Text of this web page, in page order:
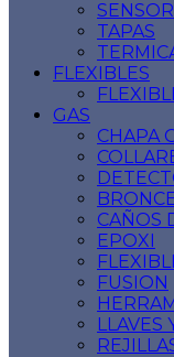
TAPAS
FLEXIBLES
GAS
CHAPA
CAÑOS
EPOXI
FUSION
LLAVES